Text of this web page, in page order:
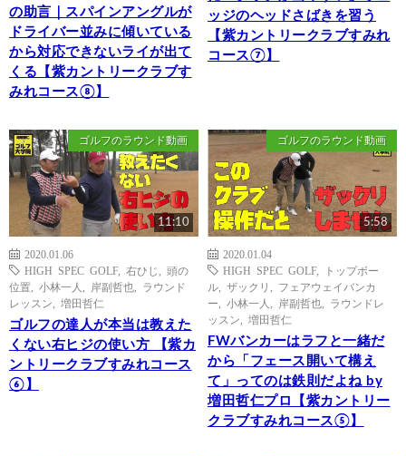
の助言｜スパインアングルが
ドライバー並みに傾いている
から対応できないライが出て
くる【紫カントリークラブす
みれコース⑧】
ッジのヘッドさばきを習う
【紫カントリークラブすみれ
コース⑦】
ゴルフのラウンド動画
11:10
2020.01.06
HIGH SPEC GOLF, 右ひじ
頭の
位置
小林一人 岸副哲也
ラウンド
レッスン
増田哲仁
ゴルフの達人が本当は教えた
くない右ヒジの使い方 【紫カ
ントリークラブすみれコース
⑥】
ゴルフのラウンド動画
5:58
2020.01.04
HIGH SPEC GOLF,
トップボー
ル
ザックリ
フェアウェイバンカ
ー
小林一人 岸副哲也
ラウンドレ
ッスン
増田哲仁
FWバンカーはラフと一緒だ
から「フェース開いて構え
て」ってのは鉄則だよね by
増田哲仁プロ【紫カントリー
クラブすみれコース⑤】